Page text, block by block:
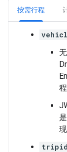
按需行程
现
tripid